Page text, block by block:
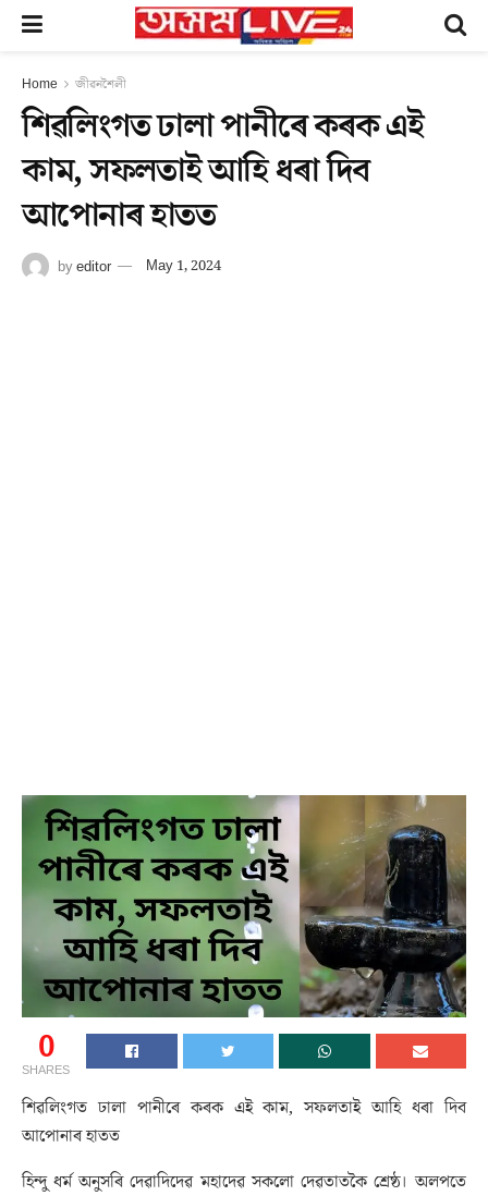
Home জীৱনশৈলী
শিৱলিংগত ঢালা পানীৰে কৰক এই
কাম, সফলতাই আহি ধৰা দিব
আপোনাৰ হাতত
byeditor May 1, 2024
0
SHARES
শিৱলিংগত ঢালা পানীৰে কৰক এই কাম, সফলতাই আহি ধৰা দিব
আপোনাৰ হাতত
হিন্দু ধৰ্ম অনুসৰি দেৱাদিদেৱ মহাদেৱ সকলো দেৱতাতকৈ শ্ৰেষ্ঠ। অলপতে